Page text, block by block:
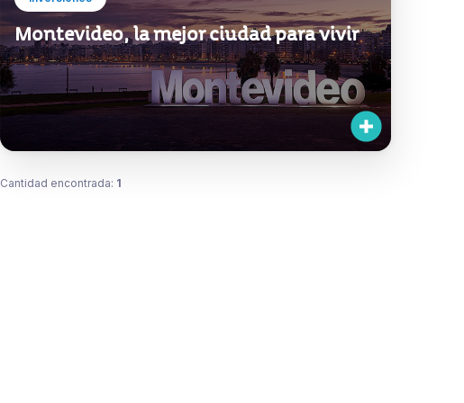
Montevideo, la mejor ciudad para vivir
Cantidad encontrada: 1